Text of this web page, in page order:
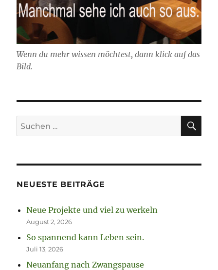
Wenn du mehr wissen möchtest, dann klick auf das
Bild.
Suchen
nach:
NEUESTE BEITRÄGE
Neue Projekte und viel zu werkeln
August 2, 2026
So spannend kann Leben sein.
Juli 13, 2026
Neuanfang nach Zwangspause